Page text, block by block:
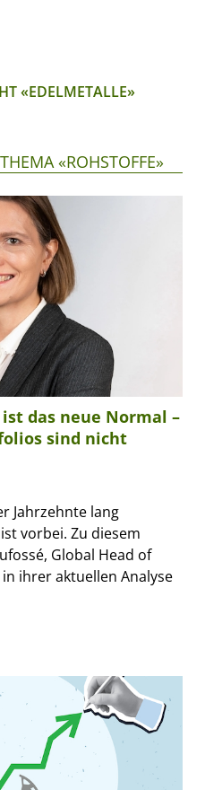
«EDELMETALLE»
«ROHSTOFFE»
das neue Normal –
sind nicht
Jahrzehnte lang
vorbei. Zu diesem
Global Head of
ihrer aktuellen Analyse